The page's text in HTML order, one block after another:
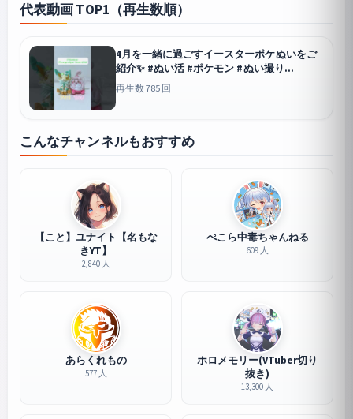
代表動画 TOP1（再生数順）
4月を一緒に過ごすイースターポケぬいをご
紹介✨️ #ぬい活 #ポケモン #ぬい撮り
#pokemon
再生数 785 回
こんなチャンネルもおすすめ
【こと】ユナイト【名もな
きYT】
2,840 人
ぺこら中毒ちゃんねる
609 人
あらくれもの
577 人
ホロメモリー(VTuber切り
抜き)
13,300 人